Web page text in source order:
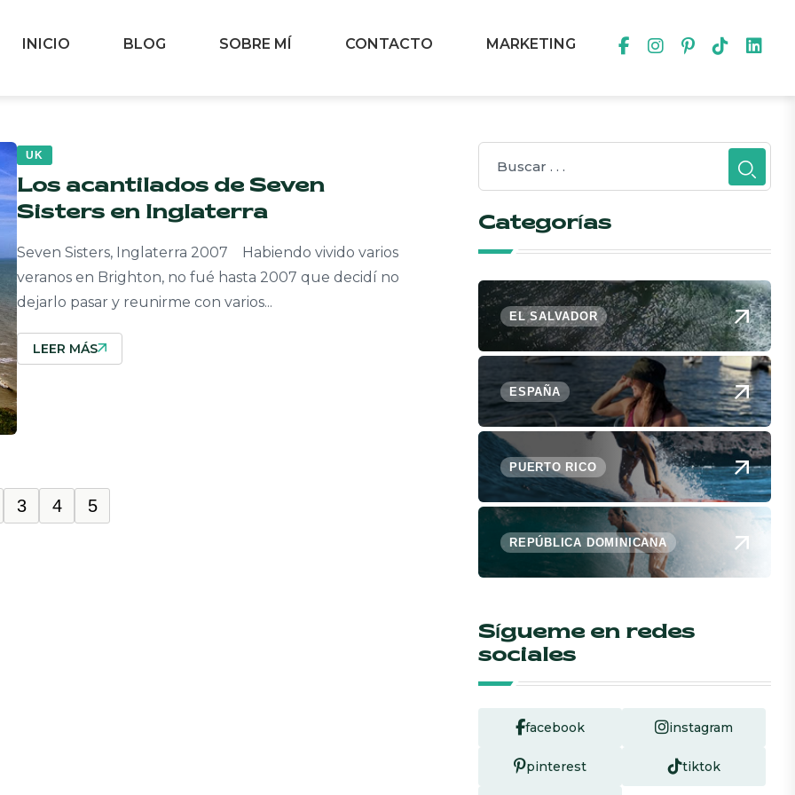
INICIO BLOG SOBRE MÍ CONTACTO MARKETING
UK
Los acantilados de Seven
Sisters en Inglaterra
Seven Sisters, Inglaterra 2007 Habiendo vivido varios
veranos en Brighton, no fué hasta 2007 que decidí no
dejarlo pasar y reunirme con varios...
LEER MÁS
3 4 5
Categorías
EL SALVADOR
ESPAÑA
PUERTO RICO
REPÚBLICA DOMINICANA
Sígueme en redes
sociales
facebook instagram
pinterest tiktok